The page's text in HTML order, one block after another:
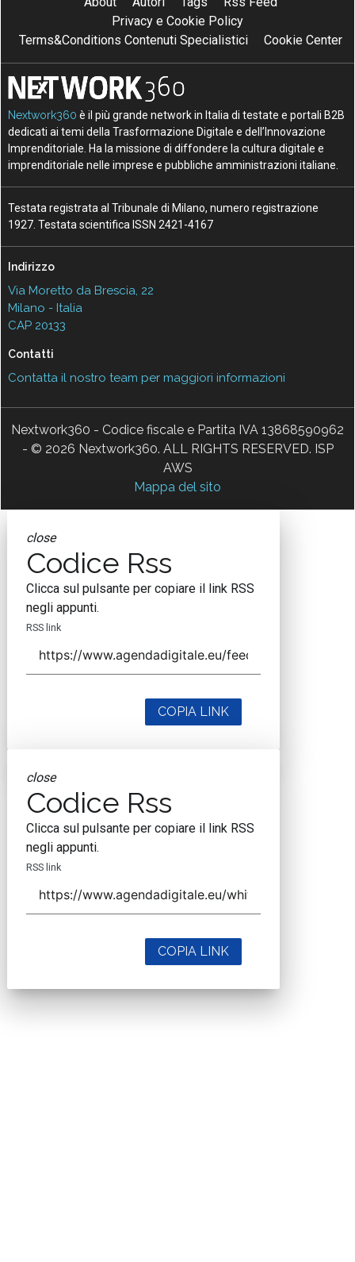
Privacy e Cookie Policy
Terms&Conditions Contenuti Specialistici
Cookie Center
Nextwork360 è il più grande network in Italia di testate e portali B2B
dedicati ai temi della Trasformazione Digitale e dell’Innovazione
Imprenditoriale. Ha la missione di diffondere la cultura digitale e
imprenditoriale nelle imprese e pubbliche amministrazioni italiane.
Testata registrata al Tribunale di Milano, numero registrazione
1927. Testata scientifica ISSN 2421-4167
Indirizzo
Via Moretto da Brescia, 22
Milano - Italia
CAP 20133
Contatti
Contatta il nostro team per maggiori informazioni
Nextwork360 - Codice fiscale e Partita IVA 13868590962
- © 2026 Nextwork360. ALL RIGHTS RESERVED. ISP
AWS
Mappa del sito
close
Codice Rss
Clicca sul pulsante per copiare il link RSS
negli appunti.
RSS link
COPIA LINK
close
Codice Rss
Clicca sul pulsante per copiare il link RSS
negli appunti.
RSS link
COPIA LINK